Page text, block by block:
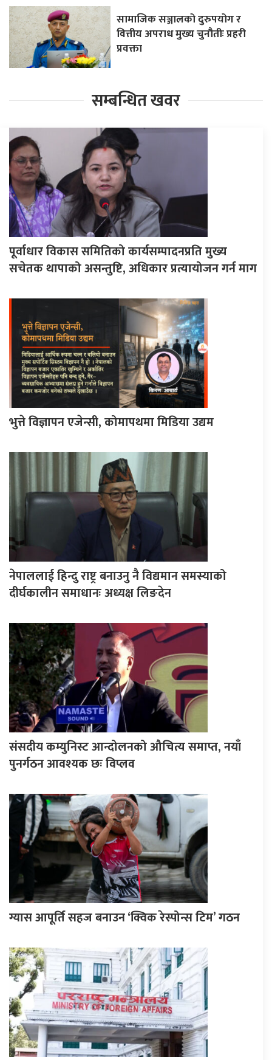
सामाजिक सञ्जालको दुरुपयोग र
वित्तीय अपराध मुख्य चुनौतीः प्रहरी
प्रवक्ता
सम्बन्धित खवर
पूर्वाधार विकास समितिको कार्यसम्पादनप्रति मुख्य
सचेतक थापाको असन्तुष्टि, अधिकार प्रत्यायोजन गर्न माग
भुत्ते विज्ञापन एजेन्सी, कोमापथमा मिडिया उद्यम
नेपाललाई हिन्दु राष्ट्र बनाउनु नै विद्यमान समस्याको
दीर्घकालीन समाधानः अध्यक्ष लिङदेन
संसदीय कम्युनिस्ट आन्दोलनको औचित्य समाप्त, नयाँ
पुनर्गठन आवश्यक छः विप्लव
ग्यास आपूर्ति सहज बनाउन ‘क्विक रेस्पोन्स टिम’ गठन